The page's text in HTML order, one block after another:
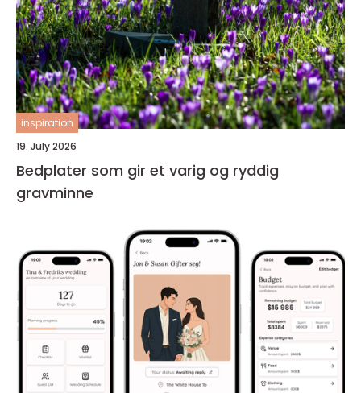
inspiration
19. July 2026
Bedplater som gir et varig og ryddig
gravminne